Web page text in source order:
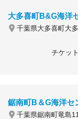
大多喜町B&G海洋
千葉県大多喜町大
チケッ
鋸南町B＆G海洋セ
千葉県鋸南町竜島